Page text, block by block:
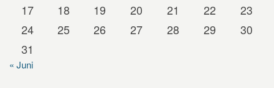
17
18 19 20 21 22
23
24
25 26 27 28 29
30
31
« Juni